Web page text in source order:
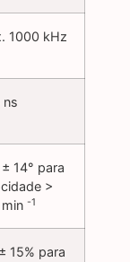
1000 kHz
ns
14° para
>
-1
15% para